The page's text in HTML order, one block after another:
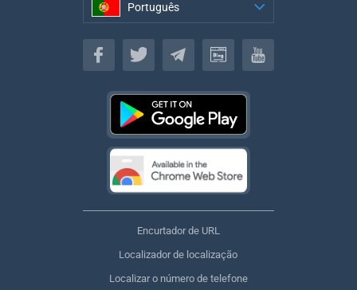
Português
Português
Encurtador de URL
Localizador de localização
Localizar o número de telefone